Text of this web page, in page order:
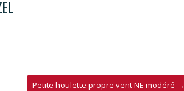
Petite houlette propre vent NE modéré →